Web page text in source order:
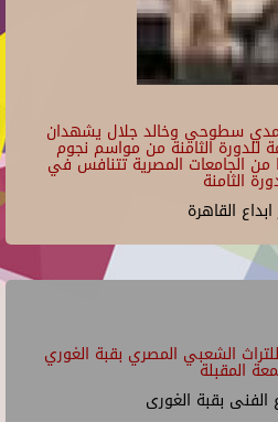
حمدي سطوحي وخالد جلال يشهدان
للدورة الثامنة من مواسم نجوم
الجامعي 130 عرضًا من الجامعات المصرية تتنافس في
الثامنة
القاهرة
الشعبي المصري بقبة الغوري
المقبلة
الفنى بقبة الغورى